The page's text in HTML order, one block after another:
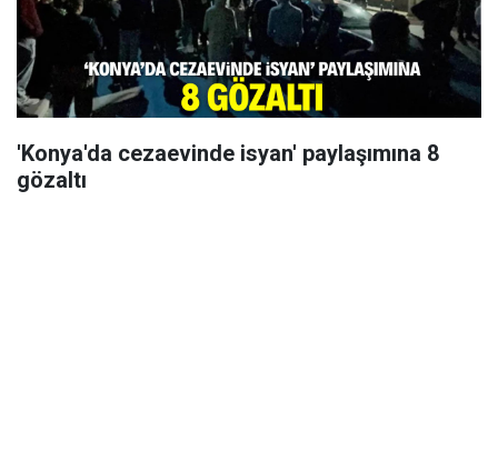
'Konya'da cezaevinde isyan' paylaşımına 8
gözaltı